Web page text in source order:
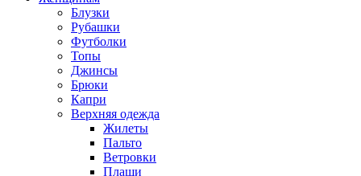
Блузки
Рубашки
Футболки
Топы
Джинсы
Брюки
Капри
Верхняя одежда
Жилеты
Пальто
Ветровки
Плащи